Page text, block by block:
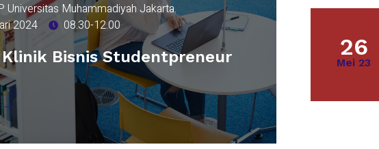
Universitas Muhammadiyah Jakarta.
2024
08.30-12.00
Bisnis Studentpreneur
26
Mei 23